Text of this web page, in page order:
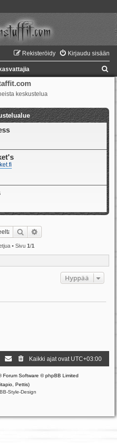
Kirjaudu sisään
Rekisteröidy
keskustelua
Etsi
• Sivu 1/1
Hyppää
Kaikki ajat ovat UTC+03:00
Forum Software © phpBB Limited
Pettis)
Style-Design